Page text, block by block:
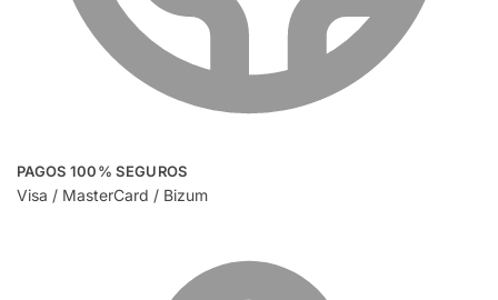
PAGOS 100% SEGUROS
Visa / MasterCard / Bizum